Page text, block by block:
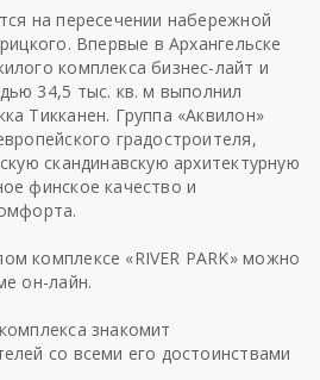
на пересечении набережной
Впервые в Архангельске
комплекса бизнес-лайт и
34,5 тыс. кв. м выполнил
Тикканен. Группа «Аквилон»
градостроителя,
скандинавскую архитектурную
финское качество и
комплексе «RIVER PARK» можно
он-лайн.
знакомит
со всеми его достоинствами